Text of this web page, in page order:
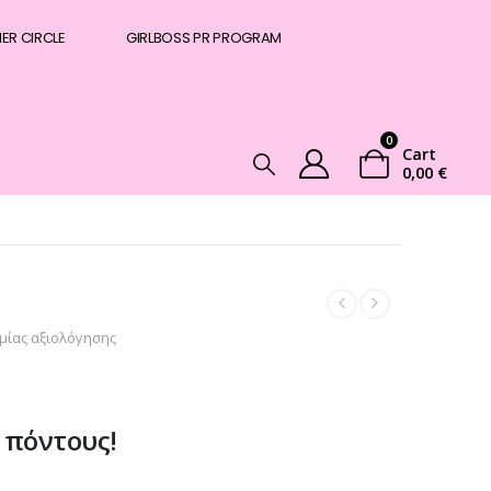
CIRCLE GIRLBOSS PR PROGRAM
0
Cart
0,00 €
αξιολόγησης